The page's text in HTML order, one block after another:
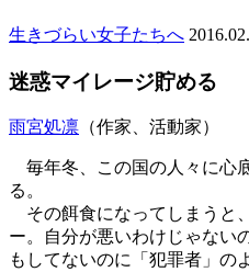
生きづらい女子たちへ
迷惑マイレージ貯める
雨宮処凛 （作家、活動家）
毎年冬、この国の人々に心
る。
その餌食になってしまうと
ー。自分が悪いわけじゃない
もしてないのに「犯罪者」の